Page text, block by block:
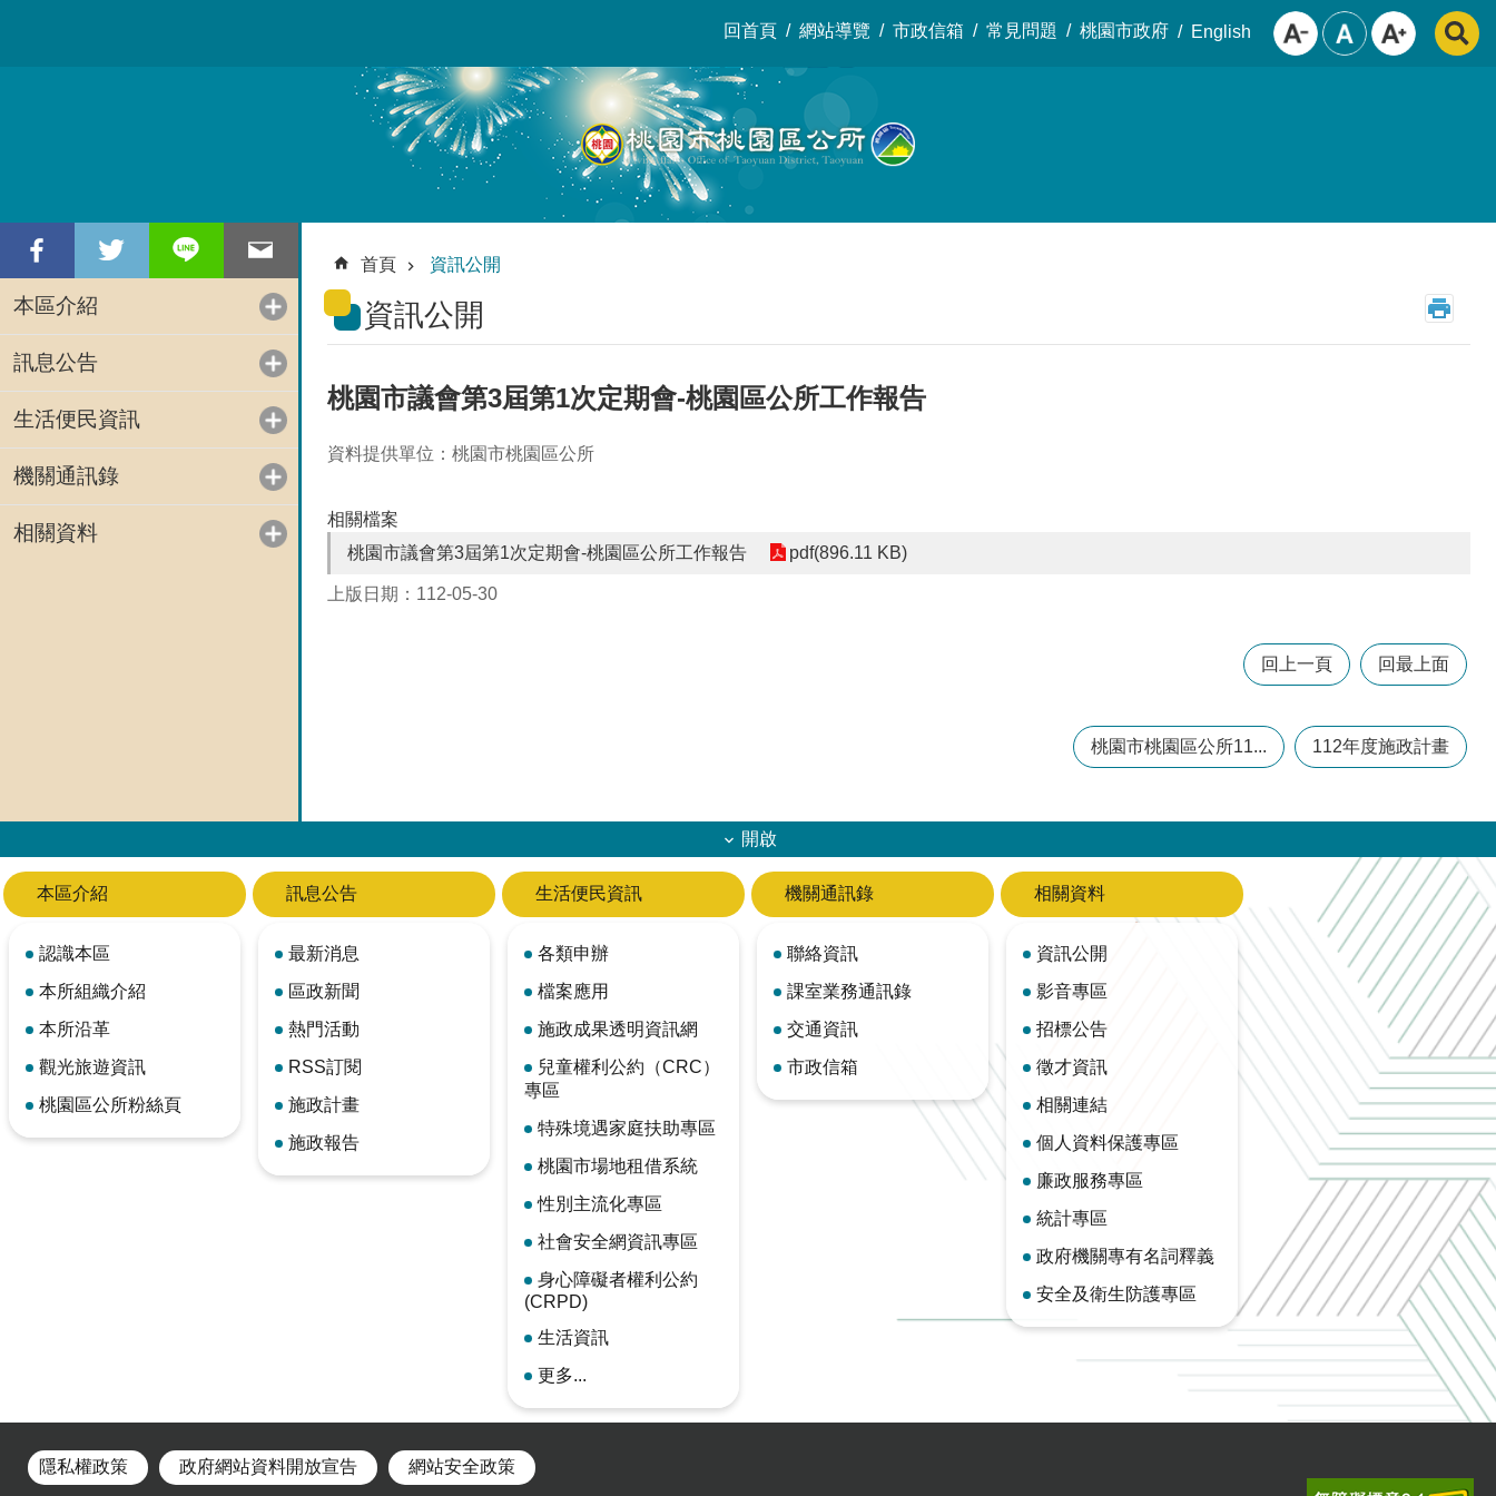
回首頁 網站導覽 市政信箱 常見問題 桃園市政府 English
本區介紹
訊息公告
生活便民資訊
機關通訊錄
相關資料
首頁 資訊公開
資訊公開
桃園市議會第3屆第1次定期會-桃園區公所工作報告
資料提供單位：桃園市桃園區公所
相關檔案
桃園市議會第3屆第1次定期會-桃園區公所工作報告
pdf(896.11 KB)
上版日期：112-05-30
回上一頁 回最上面
桃園市桃園區公所11... 112年度施政計畫
開啟
本區介紹
認識本區
本所組織介紹
本所沿革
觀光旅遊資訊
桃園區公所粉絲頁
訊息公告
最新消息
區政新聞
熱門活動
RSS訂閱
施政計畫
施政報告
生活便民資訊
各類申辦
檔案應用
施政成果透明資訊網
兒童權利公約（CRC）
專區
特殊境遇家庭扶助專區
桃園市場地租借系統
性別主流化專區
社會安全網資訊專區
身心障礙者權利公約
(CRPD)
生活資訊
更多...
機關通訊錄
聯絡資訊
課室業務通訊錄
交通資訊
市政信箱
相關資料
資訊公開
影音專區
招標公告
徵才資訊
相關連結
個人資料保護專區
廉政服務專區
統計專區
政府機關專有名詞釋義
安全及衛生防護專區
隱私權政策 政府網站資料開放宣告 網站安全政策